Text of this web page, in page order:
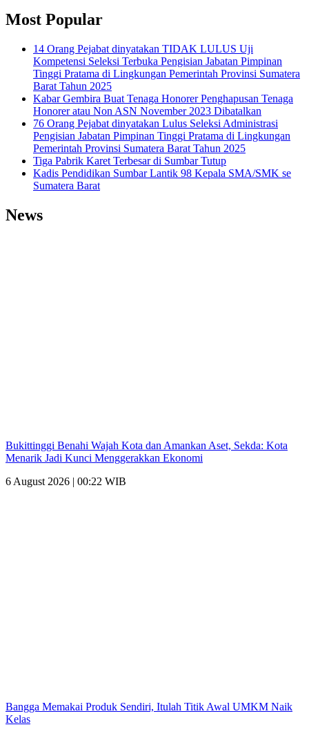
Most Popular
14 Orang Pejabat dinyatakan TIDAK LULUS Uji
Kompetensi Seleksi Terbuka Pengisian Jabatan Pimpinan
Tinggi Pratama di Lingkungan Pemerintah Provinsi Sumatera
Barat Tahun 2025
Kabar Gembira Buat Tenaga Honorer Penghapusan Tenaga
Honorer atau Non ASN November 2023 Dibatalkan
76 Orang Pejabat dinyatakan Lulus Seleksi Administrasi
Pengisian Jabatan Pimpinan Tinggi Pratama di Lingkungan
Pemerintah Provinsi Sumatera Barat Tahun 2025
Tiga Pabrik Karet Terbesar di Sumbar Tutup
Kadis Pendidikan Sumbar Lantik 98 Kepala SMA/SMK se
Sumatera Barat
News
Bukittinggi Benahi Wajah Kota dan Amankan Aset, Sekda: Kota
Menarik Jadi Kunci Menggerakkan Ekonomi
6 August 2026 | 00:22 WIB
Bangga Memakai Produk Sendiri, Itulah Titik Awal UMKM Naik
Kelas